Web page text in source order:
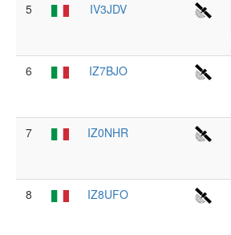
5 IV3JDV
6 IZ7BJO
7 IZ0NHR
8 IZ8UFO